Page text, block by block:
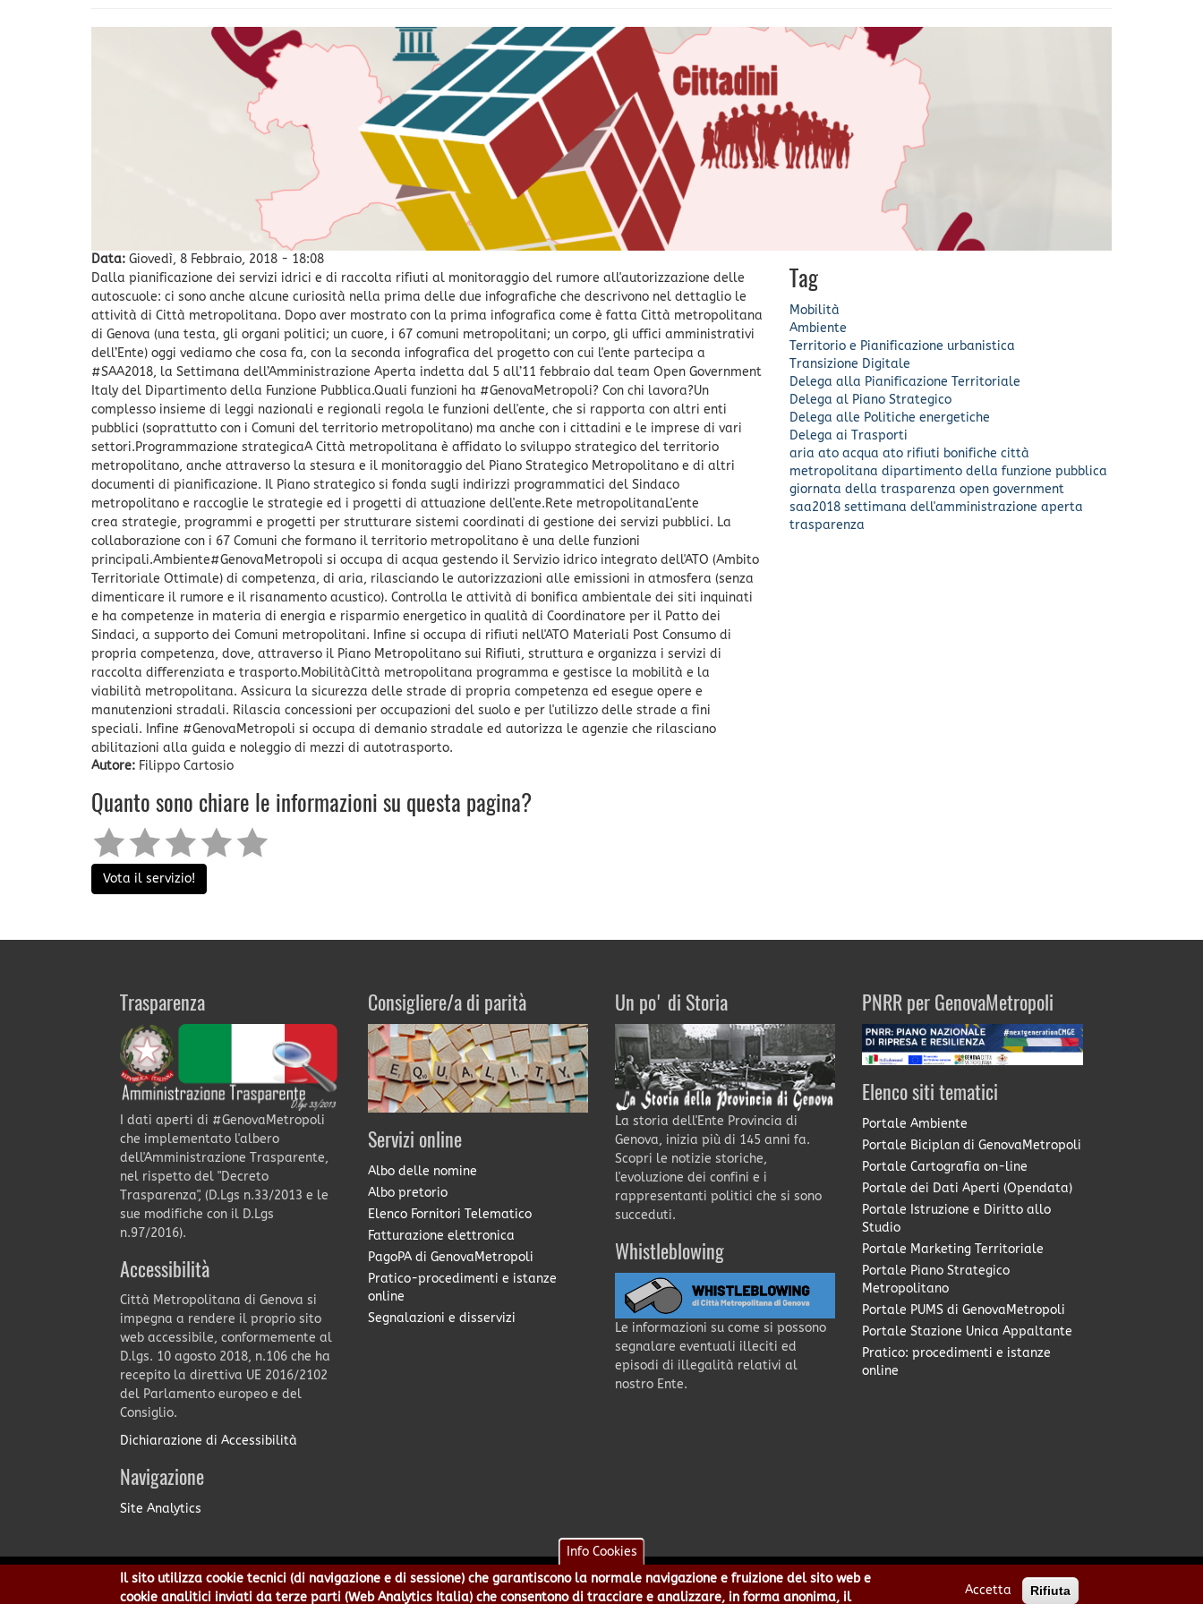
Data: Giovedì, 8 Febbraio, 2018 - 18:08
Dalla pianificazione dei servizi idrici e di raccolta rifiuti al monitoraggio del rumore all'autorizzazione delle
autoscuole: ci sono anche alcune curiosità nella prima delle due infografiche che descrivono nel dettaglio le
attività di Città metropolitana. Dopo aver mostrato con la prima infografica come è fatta Città metropolitana
di Genova (una testa, gli organi politici; un cuore, i 67 comuni metropolitani; un corpo, gli uffici amministrativi
dell’Ente) oggi vediamo che cosa fa, con la seconda infografica del progetto con cui l'ente partecipa a
#SAA2018, la Settimana dell’Amministrazione Aperta indetta dal 5 all’11 febbraio dal team Open Government
Italy del Dipartimento della Funzione Pubblica.Quali funzioni ha #GenovaMetropoli? Con chi lavora?Un
complesso insieme di leggi nazionali e regionali regola le funzioni dell'ente, che si rapporta con altri enti
pubblici (soprattutto con i Comuni del territorio metropolitano) ma anche con i cittadini e le imprese di vari
settori.Programmazione strategicaA Città metropolitana è affidato lo sviluppo strategico del territorio
metropolitano, anche attraverso la stesura e il monitoraggio del Piano Strategico Metropolitano e di altri
documenti di pianificazione. Il Piano strategico si fonda sugli indirizzi programmatici del Sindaco
metropolitano e raccoglie le strategie ed i progetti di attuazione dell'ente.Rete metropolitanaL'ente
crea strategie, programmi e progetti per strutturare sistemi coordinati di gestione dei servizi pubblici. La
collaborazione con i 67 Comuni che formano il territorio metropolitano è una delle funzioni
principali.Ambiente#GenovaMetropoli si occupa di acqua gestendo il Servizio idrico integrato dell'ATO (Ambito
Territoriale Ottimale) di competenza, di aria, rilasciando le autorizzazioni alle emissioni in atmosfera (senza
dimenticare il rumore e il risanamento acustico). Controlla le attività di bonifica ambientale dei siti inquinati
e ha competenze in materia di energia e risparmio energetico in qualità di Coordinatore per il Patto dei
Sindaci, a supporto dei Comuni metropolitani. Infine si occupa di rifiuti nell'ATO Materiali Post Consumo di
propria competenza, dove, attraverso il Piano Metropolitano sui Rifiuti, struttura e organizza i servizi di
raccolta differenziata e trasporto.MobilitàCittà metropolitana programma e gestisce la mobilità e la
viabilità metropolitana. Assicura la sicurezza delle strade di propria competenza ed esegue opere e
manutenzioni stradali. Rilascia concessioni per occupazioni del suolo e per l'utilizzo delle strade a fini
speciali. Infine #GenovaMetropoli si occupa di demanio stradale ed autorizza le agenzie che rilasciano
abilitazioni alla guida e noleggio di mezzi di autotrasporto.
Autore: Filippo Cartosio
Tag
Mobilità
Ambiente
Territorio e Pianificazione urbanistica
Transizione Digitale
Delega alla Pianificazione Territoriale
Delega al Piano Strategico
Delega alle Politiche energetiche
Delega ai Trasporti
aria ato acqua ato rifiuti bonifiche città
metropolitana dipartimento della funzione pubblica
giornata della trasparenza open government
saa2018 settimana dell'amministrazione aperta
trasparenza
Quanto sono chiare le informazioni su questa pagina?
Vota il servizio!
Trasparenza
I dati aperti di #GenovaMetropoli
che implementato l'albero
dell'Amministrazione Trasparente,
nel rispetto del "Decreto
Trasparenza", (D.Lgs n.33/2013 e le
sue modifiche con il D.Lgs
n.97/2016).
Accessibilità
Città Metropolitana di Genova si
impegna a rendere il proprio sito
web accessibile, conformemente al
D.lgs. 10 agosto 2018, n.106 che ha
recepito la direttiva UE 2016/2102
del Parlamento europeo e del
Consiglio.
Dichiarazione di Accessibilità
Navigazione
Site Analytics
Consigliere/a di parità
Servizi online
Albo delle nomine
Albo pretorio
Elenco Fornitori Telematico
Fatturazione elettronica
PagoPA di GenovaMetropoli
Pratico-procedimenti e istanze
online
Segnalazioni e disservizi
Un po' di Storia
La storia dell'Ente Provincia di
Genova, inizia più di 145 anni fa.
Scopri le notizie storiche,
l'evoluzione dei confini e i
rappresentanti politici che si sono
succeduti.
Whistleblowing
Le informazioni su come si possono
segnalare eventuali illeciti ed
episodi di illegalità relativi al
nostro Ente.
PNRR per GenovaMetropoli
Elenco siti tematici
Portale Ambiente
Portale Biciplan di GenovaMetropoli
Portale Cartografia on-line
Portale dei Dati Aperti (Opendata)
Portale Istruzione e Diritto allo
Studio
Portale Marketing Territoriale
Portale Piano Strategico
Metropolitano
Portale PUMS di GenovaMetropoli
Portale Stazione Unica Appaltante
Pratico: procedimenti e istanze
online
Città Metropolitana di Genova - Piazzale Mazzini 2 -16122 - Genova | CF:80007350103 - P.Iva: 00949170104 | Codice IPA: cmge
Info Cookies
Il sito utilizza cookie tecnici (di navigazione e di sessione) che garantiscono la normale navigazione e fruizione del sito web e
cookie analitici inviati da terze parti (Web Analytics Italia) che consentono di tracciare e analizzare, in forma anonima, il
Accetta Rifiuta